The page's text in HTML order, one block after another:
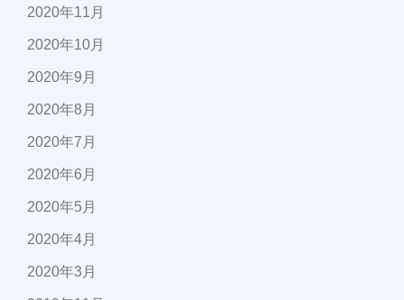
2020年11月
2020年10月
2020年9月
2020年8月
2020年7月
2020年6月
2020年5月
2020年4月
2020年3月